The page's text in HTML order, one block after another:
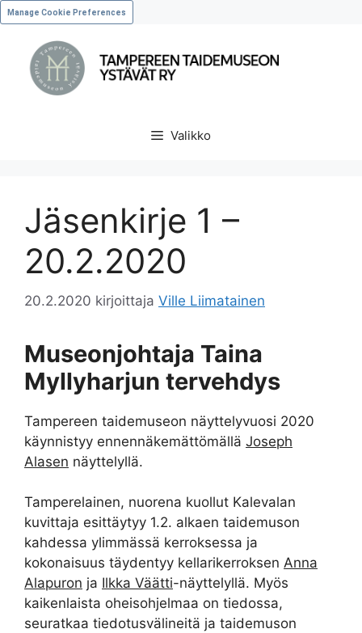
Manage Cookie Preferences
Valikko
Jäsenkirje 1 –
20.2.2020
20.2.2020 kirjoittaja Ville Liimatainen
Museonjohtaja Taina
Myllyharjun tervehdys
Tampereen taidemuseon näyttelyvuosi 2020
käynnistyy ennennäkemättömällä Joseph
Alasen näyttelyllä.
Tamperelainen, nuorena kuollut Kalevalan
kuvittaja esittäytyy 1.2. alkaen taidemuson
kahdessa ylimmässä kerroksessa ja
kokonaisuus täydentyy kellarikerroksen Anna
Alapuron ja Ilkka Väätti-näyttelyllä. Myös
kaikenlaista oheisohjelmaa on tiedossa,
seuratkaa tiedotusvälineitä ja taidemuson